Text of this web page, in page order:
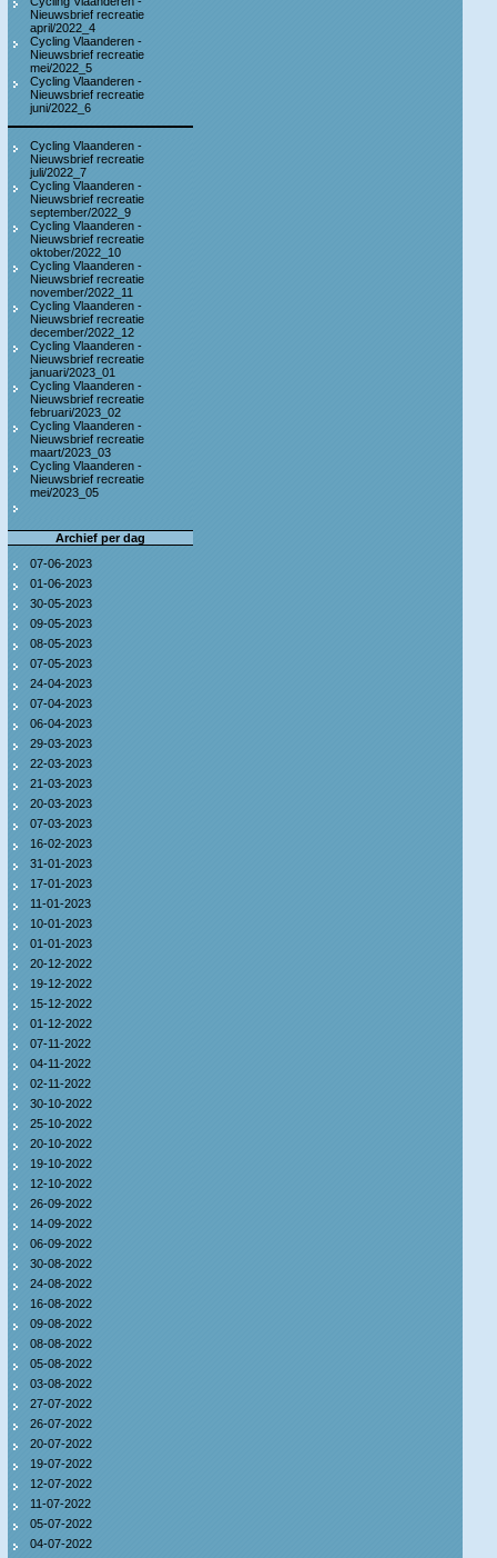
Nieuwsbrief recreatie
april/2022_4
Cycling Vlaanderen -
Nieuwsbrief recreatie
mei/2022_5
Cycling Vlaanderen -
Nieuwsbrief recreatie
juni/2022_6
Cycling Vlaanderen -
Nieuwsbrief recreatie
juli/2022_7
Cycling Vlaanderen -
Nieuwsbrief recreatie
september/2022_9
Cycling Vlaanderen -
Nieuwsbrief recreatie
oktober/2022_10
Cycling Vlaanderen -
Nieuwsbrief recreatie
november/2022_11
Cycling Vlaanderen -
Nieuwsbrief recreatie
december/2022_12
Cycling Vlaanderen -
Nieuwsbrief recreatie
januari/2023_01
Cycling Vlaanderen -
Nieuwsbrief recreatie
februari/2023_02
Cycling Vlaanderen -
Nieuwsbrief recreatie
maart/2023_03
Cycling Vlaanderen -
Nieuwsbrief recreatie
mei/2023_05
Archief per dag
07-06-2023
01-06-2023
30-05-2023
09-05-2023
08-05-2023
07-05-2023
24-04-2023
07-04-2023
06-04-2023
29-03-2023
22-03-2023
21-03-2023
20-03-2023
07-03-2023
16-02-2023
31-01-2023
17-01-2023
11-01-2023
10-01-2023
01-01-2023
20-12-2022
19-12-2022
15-12-2022
01-12-2022
07-11-2022
04-11-2022
02-11-2022
30-10-2022
25-10-2022
20-10-2022
19-10-2022
12-10-2022
26-09-2022
14-09-2022
06-09-2022
30-08-2022
24-08-2022
16-08-2022
09-08-2022
08-08-2022
05-08-2022
03-08-2022
27-07-2022
26-07-2022
20-07-2022
19-07-2022
12-07-2022
11-07-2022
05-07-2022
04-07-2022